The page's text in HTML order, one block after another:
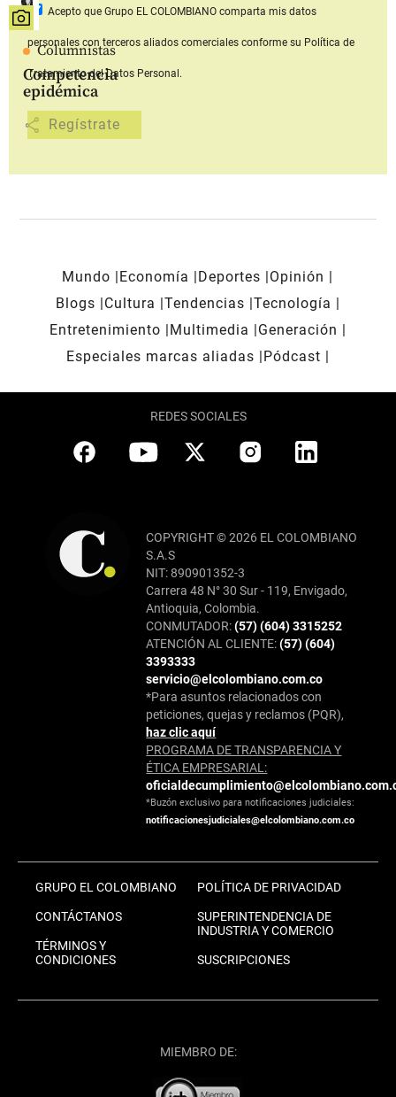
Columnistas
Competencia
epidémica
share
Acepto que Grupo EL COLOMBIANOcomparta mis datos
personales con terceros aliados comerciales conforme su Política de
Tratamiento del Datos Personal.
Mundo Economía Deportes
Opinión
Blogs
Cultura Tendencias Tecnología
Entretenimiento
Multimedia
Generación
Especiales marcas aliadas
Pódcast
REDES SOCIALES
COPYRIGHT © 2026 EL COLOMBIANO
S.A.S
NIT: 890901352-3
Carrera 48 N° 30 Sur - 119, Envigado,
Antioquia, Colombia.
CONMUTADOR:(57) (604) 3315252
ATENCIÓN AL CLIENTE:(57) (604)
3393333
servicio@elcolombiano.com.co
*Para asuntos relacionados con
peticiones, quejas y reclamos (PQR),
haz clic aquí
PROGRAMA DE TRANSPARENCIA Y
ÉTICA EMPRESARIAL:
*Buzón exclusivo para notificaciones judiciales:
notificacionesjudiciales@elcolombiano.com.co
GRUPO EL COLOMBIANO
CONTÁCTANOS
TÉRMINOS Y
CONDICIONES
POLÍTICA DE PRIVACIDAD
SUPERINTENDENCIA DE
INDUSTRIA Y COMERCIO
SUSCRIPCIONES
MIEMBRO DE: